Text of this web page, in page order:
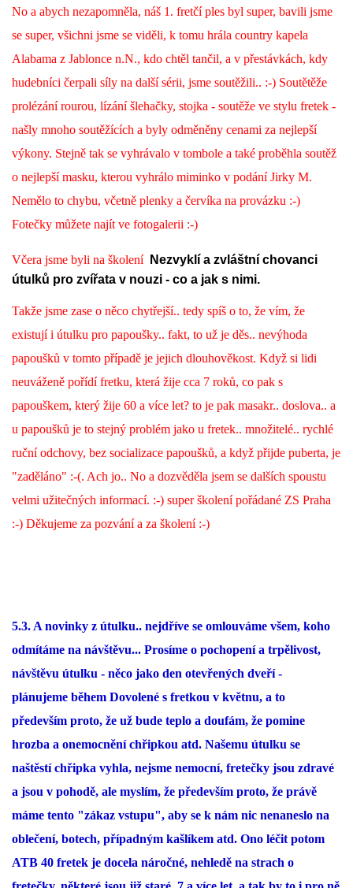
No a abych nezapomněla, náš 1. fretčí ples byl super, bavili jsme
se super, všichni jsme se viděli, k tomu hrála country kapela
Alabama z Jablonce n.N., kdo chtěl tančil, a v přestávkách, kdy
hudebníci čerpali síly na další sérii, jsme soutěžili.. :-) Soutětěže
prolézání rourou, lízání šlehačky, stojka - soutěže ve stylu fretek -
našly mnoho soutěžících a byly odměněny cenami za nejlepší
výkony. Stejně tak se vyhrávalo v tombole a také proběhla soutěž
o nejlepší masku, kterou vyhrálo miminko v podání Jirky M.
Nemělo to chybu, včetně plenky a červíka na provázku :-)
Fotečky můžete najít ve fotogalerii :-)
Včera jsme byli na školení Nezvyklí a zvláštní chovanci
útulků pro zvířata v nouzi - co a jak s nimi.
Takže jsme zase o něco chytřejší.. tedy spíš o to, že vím, že
existují i útulku pro papoušky.. fakt, to už je děs.. nevýhoda
papoušků v tomto případě je jejich dlouhověkost. Když si lidi
neuváženě pořídí fretku, která žije cca 7 roků, co pak s
papouškem, který žije 60 a více let? to je pak masakr.. doslova.. a
u papoušků je to stejný problém jako u fretek.. množitelé.. rychlé
ruční odchovy, bez socializace papoušků, a když přijde puberta, je
"zaděláno" :-(. Ach jo.. No a dozvěděla jsem se dalších spoustu
velmi užitečných informací. :-) super školení pořádané ZS Praha
:-) Děkujeme za pozvání a za školení :-)
5.3. A novinky z útulku.. nejdříve se omlouváme všem, koho
odmítáme na návštěvu... Prosíme o pochopení a trpělivost,
návštěvu útulku - něco jako den otevřených dveří -
plánujeme během Dovolené s fretkou v květnu, a to
především proto, že už bude teplo a doufám, že pomine
hrozba a onemocnění chřipkou atd. Našemu útulku se
naštěstí chřipka vyhla, nejsme nemocní, fretečky jsou zdravé
a jsou v pohodě, ale myslím, že především proto, že právě
máme tento "zákaz vstupu", aby se k nám nic nenaneslo na
oblečení, botech, případným kašlíkem atd. Ono léčit potom
ATB 40 fretek je docela náročné, nehledě na strach o